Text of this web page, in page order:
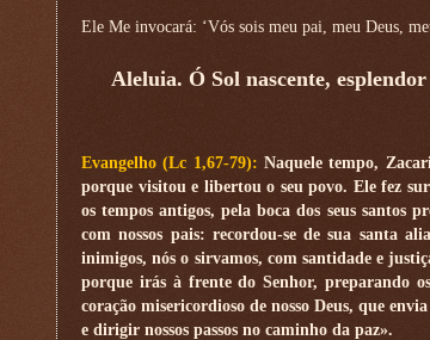
Ele Me invocará: ‘Vós sois meu pai, meu Deus,
Aleluia. Ó Sol nascente,
Evangelho (Lc 1,67-79): Naquele tempo,
porque visitou e libertou o seu povo. Ele fez
os tempos antigos, pela boca dos seus santos
com nossos pais: recordou-se de sua santa
inimigos, nós o sirvamos, com santidade e
porque irás à frente do Senhor, preparando
coração misericordioso de nosso Deus, que
e dirigir nossos passos no caminho da paz».